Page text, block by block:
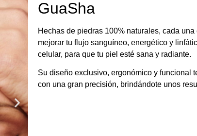
GuaSha
Hechas de piedras 100% naturales, cada
mejorar tu flujo sanguíneo, energético y
celular, para que tu piel esté sana y radiante.
Su diseño exclusivo, ergonómico y funcional
con una gran precisión, brindándote unos